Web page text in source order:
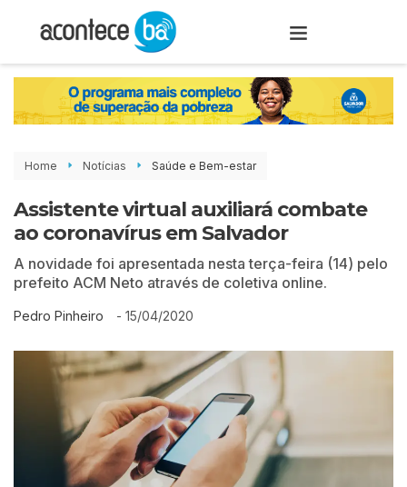
Home Notícias Saúde e Bem-estar
Assistente virtual auxiliará combate
ao coronavírus em Salvador
A novidade foi apresentada nesta terça-feira (14) pelo
prefeito ACM Neto através de coletiva online.
Pedro Pinheiro - 15/04/2020